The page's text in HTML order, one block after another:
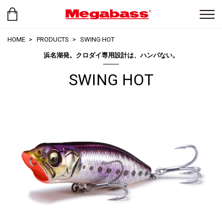
HOME PRODUCTS SWING HOT
浜名湖発。クロダイ専用設計は、ハンパない。
SWING HOT